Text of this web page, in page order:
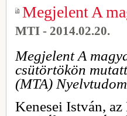
Megjelent A
MTI - 2014.02.20.
Megjelent A
csütörtökön
(MTA)
Kenesei István,